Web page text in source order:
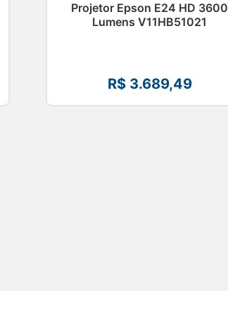
Projetor Epson E24 HD 3600
Lumens V11HB51021
R$3.689,49